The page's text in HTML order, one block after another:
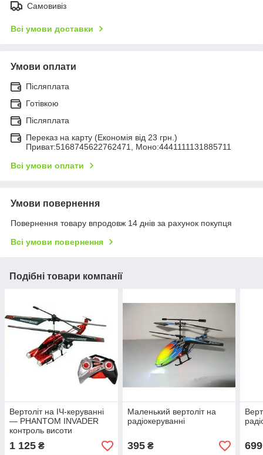
Самовивіз
Всі умови доставки
Умови оплати
Післяплата
Готівкою
Післяплата
Переказ на карту (Економія від 23 грн.)
Приват:5168745622762471, Моно:4441111131885711
Всі умови оплати
Умови повернення
Повернення товару впродовж 14 днів за рахунок покупця
Всі умови повернення
Подібні товари компанії
Вертоліт на ІЧ-керуванні
— PHANTOM INVADER
контроль висоти
(червоний, 20 см, з
гіроскопом, 3 канали)
1 125 ₴
Маленький вертоліт на
радіокеруванні
395₴